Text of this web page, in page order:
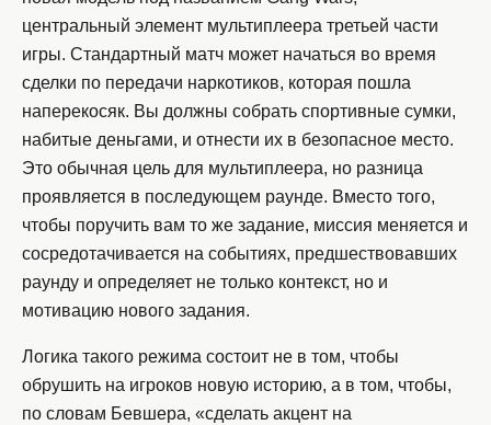
центральный элемент мультиплеера третьей части
игры. Стандартный матч может начаться во время
сделки по передачи наркотиков, которая пошла
наперекосяк. Вы должны собрать спортивные сумки,
набитые деньгами, и отнести их в безопасное место.
Это обычная цель для мультиплеера, но разница
проявляется в последующем раунде. Вместо того,
чтобы поручить вам то же задание, миссия меняется и
сосредотачивается на событиях, предшествовавших
раунду и определяет не только контекст, но и
мотивацию нового задания.
Логика такого режима состоит не в том, чтобы
обрушить на игроков новую историю, а в том, чтобы,
по словам Бевшера, «сделать акцент на